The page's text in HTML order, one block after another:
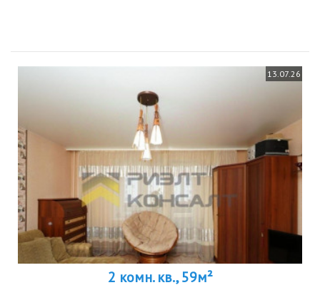
13.07.26
2 комн. кв., 59м²